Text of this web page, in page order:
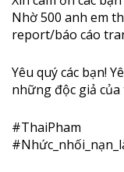
Nhờ 500 anh em
report/báo cáo
Yêu quý các bạn!
những độc giả của
#ThaiPham
#